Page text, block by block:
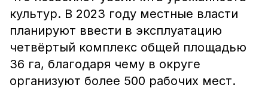
культур. В 2023 году местные власти
планируют ввести в эксплуатацию
четвёртый комплекс общей площадью
36 га, благодаря чему в округе
организуют более 500 рабочих мест.